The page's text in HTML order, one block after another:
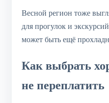
Весной регион тоже
для прогулок и
может быть ещё
Как выбрать
не переплатить